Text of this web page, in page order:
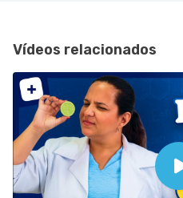
Vídeos relacionados